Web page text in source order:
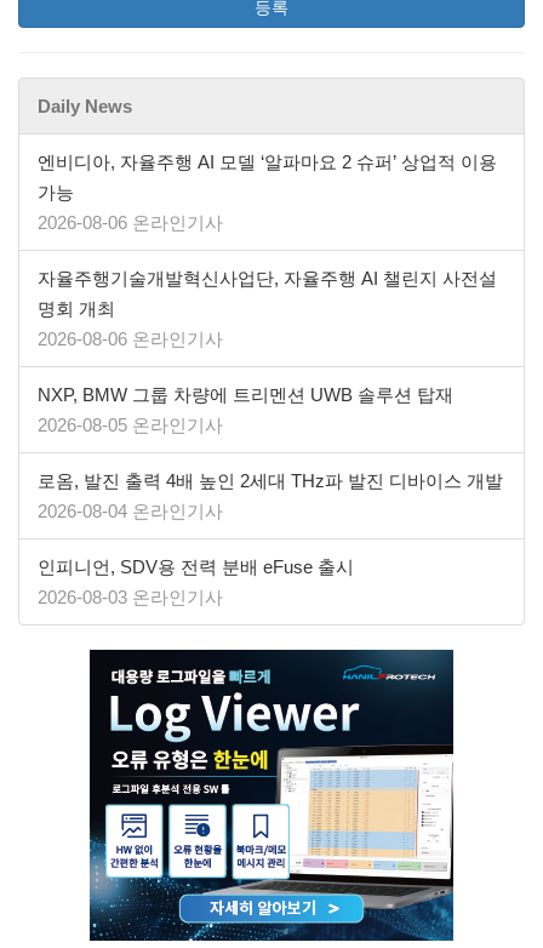
등록
Daily News
엔비디아, 자율주행 AI 모델 ‘알파마요 2 슈퍼’ 상업적 이용
가능
2026-08-06 온라인기사
자율주행기술개발혁신사업단, 자율주행 AI 챌린지 사전설
명회 개최
2026-08-06 온라인기사
NXP, BMW 그룹 차량에 트리멘션 UWB 솔루션 탑재
2026-08-05 온라인기사
로옴, 발진 출력 4배 높인 2세대 THz파 발진 디바이스 개발
2026-08-04 온라인기사
인피니언, SDV용 전력 분배 eFuse 출시
2026-08-03 온라인기사